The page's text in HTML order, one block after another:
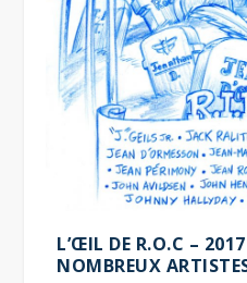
L’ŒIL DE R.O.C –
NOMBREUX